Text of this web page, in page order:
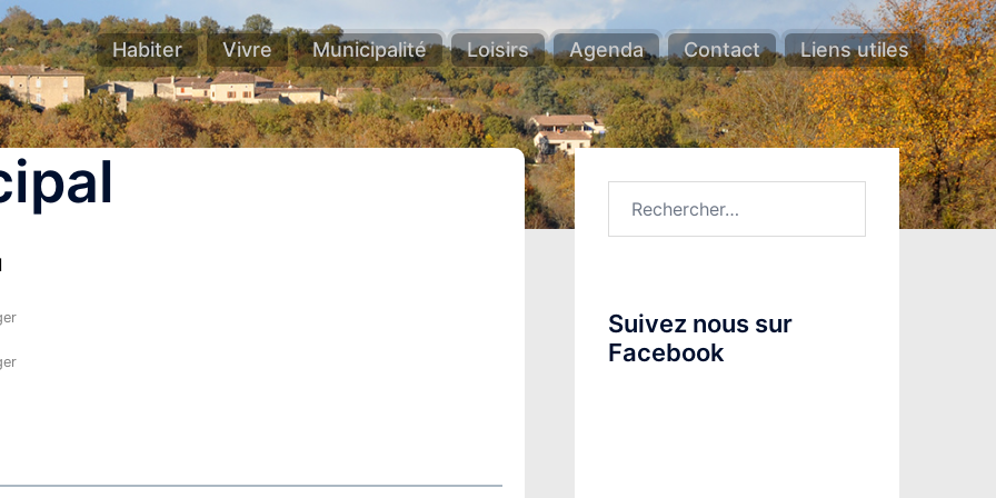
Habiter Vivre Municipalité Loisirs Agenda Contact Liens utiles
Suivez nous sur
Facebook